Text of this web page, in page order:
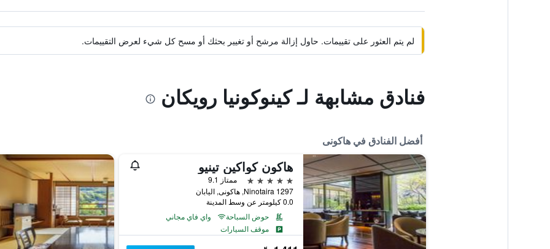
لم يتم العثور على تقييمات. حاول إزالة مرشح أو تغيير بحثك أو مسح كل شيء لعرض التقييمات.
فنادق مشابهة لـ كينوكونيا رويكان
أفضل الفنادق في هاكونى
هاكون كواكين تينيو
5 نجوم
ممتاز 9.1
1297 Ninotaira, هاكونى, اليابان
0.0 كيلومتر عن وسط المدينة
حوض السباحة
واي فاي مجاني
موقف السيارات